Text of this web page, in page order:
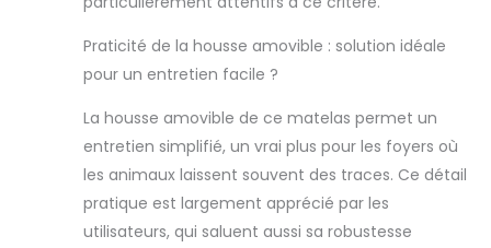
Praticité de la housse amovible : solution idéale
pour un entretien facile ?
La housse amovible de ce matelas permet un
entretien simplifié, un vrai plus pour les foyers où
les animaux laissent souvent des traces. Ce détail
pratique est largement apprécié par les
utilisateurs, qui saluent aussi sa robustesse